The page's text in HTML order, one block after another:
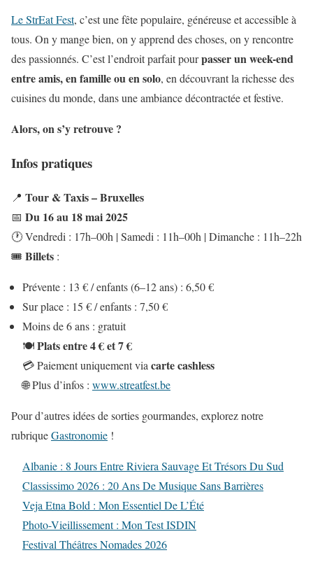
Le StrEat Fest, c’est une fête populaire, généreuse et accessible à
tous. On y mange bien, on y apprend des choses, on y rencontre
des passionnés. C’est l’endroit parfait pourpasser un week-end
entre amis, en famille ou en solo, en découvrant la richesse des
cuisines du monde, dans une ambiance décontractée et festive.
Alors, on s’y retrouve ?
Infos pratiques
📍 Tour & Taxis – Bruxelles
📅 Du 16 au 18 mai 2025
🕐 Vendredi : 17h–00h | Samedi : 11h–00h | Dimanche : 11h–22h
🎟️ Billets :
Prévente : 13 € / enfants (6–12 ans) : 6,50 €
Sur place : 15 € / enfants : 7,50 €
Moins de 6 ans : gratuit
🍽️Plats entre 4 € et 7 €
💳 Paiement uniquement via carte cashless
🌐 Plus d’infos : www.streatfest.be
Pour d’autres idées de sorties gourmandes, explorez notre
rubriqueGastronomie !
Albanie : 8 Jours Entre Riviera Sauvage Et Trésors Du Sud
Classissimo 2026 : 20 Ans De Musique Sans Barrières
Veja Etna Bold : Mon Essentiel De L’Été
Photo-Vieillissement : Mon Test ISDIN
Festival Théâtres Nomades 2026